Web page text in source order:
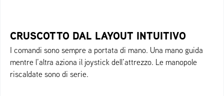
CRUSCOTTO DAL LAYOUT INTUITIVO
I comandi sono sempre a portata di mano. Una mano guida
mentre l’altra aziona il joystick dell’attrezzo. Le manopole
riscaldate sono di serie.